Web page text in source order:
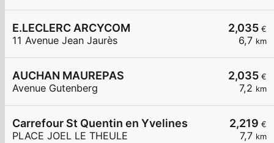
2,035 €
6,7 km
E.LECLERC ARCYCOM
11 Avenue Jean Jaurès
2,035 €
7,2 km
AUCHAN MAUREPAS
Avenue Gutenberg
2,219 €
7,7 km
Carrefour St Quentin en Yvelines
PLACE JOEL LE THEULE